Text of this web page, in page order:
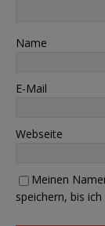
Name
E-Mail
Webseite
Meinen
speichern, bis